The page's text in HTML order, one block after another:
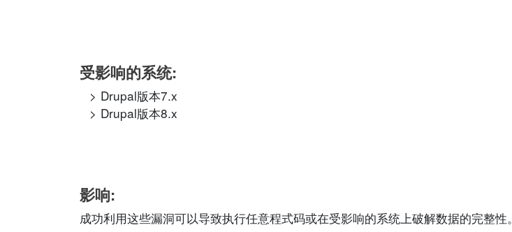
受影响的系统:
Drupal版本7.x
Drupal版本8.x
影响:
成功利用这些漏洞可以导致执行任意程式码或在受影响的系统上破解数据的完整性。